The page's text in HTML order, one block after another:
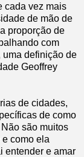
cada vez mais
de mão de
proporção de
com
uma definição de
Geoffrey
de cidades,
de como
são muitos
como ela
entender e amar